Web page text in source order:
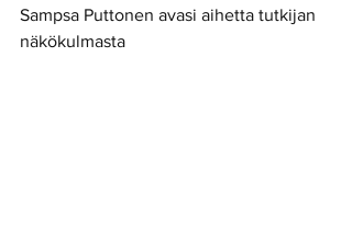
Sampsa Puttonen avasi aihetta tutkijan
näkökulmasta